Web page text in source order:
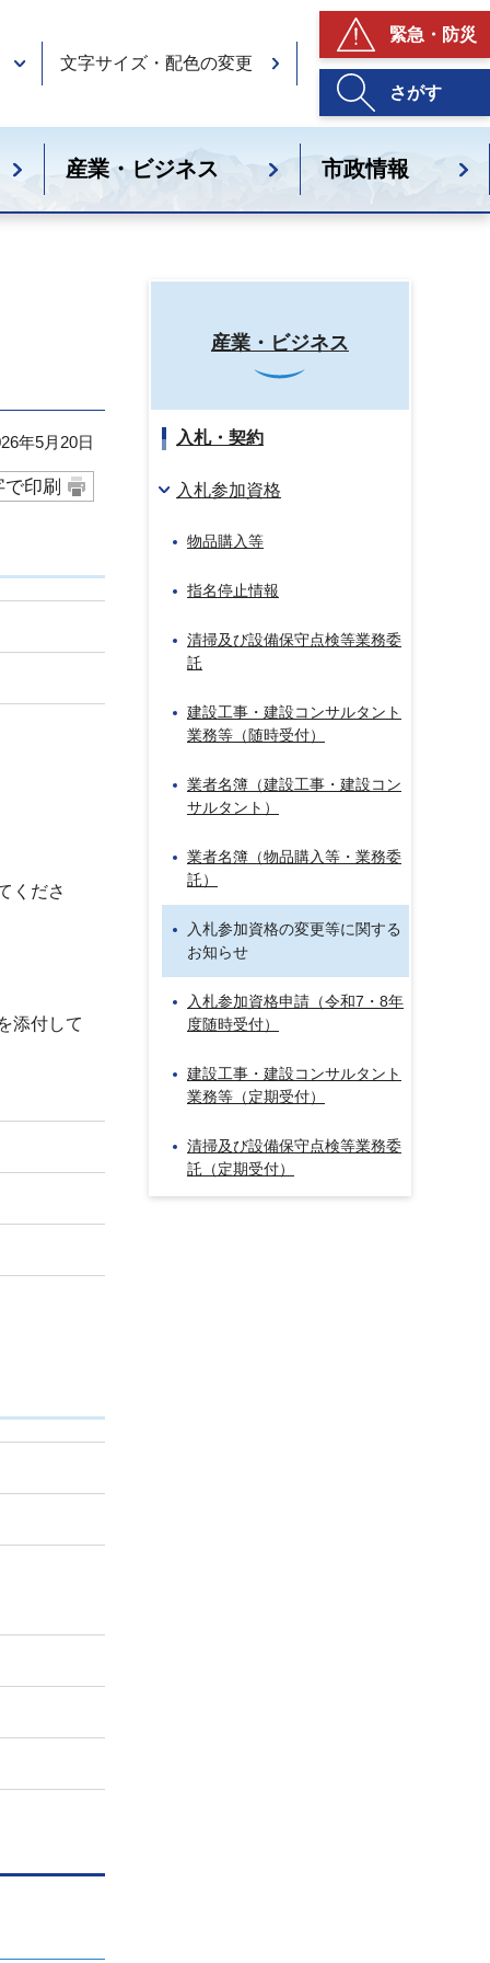
文字サイズ・配色の変更
緊急・防災
さがす
産業・ビジネス 市政情報
年5月20日
印刷
くださ
添付して
産業・ビジネス
入札・契約
入札参加資格
物品購入等
指名停止情報
清掃及び設備保守点検等業務委
託
建設工事・建設コンサルタント
業務等（随時受付）
業者名簿（建設工事・建設コン
サルタント）
業者名簿（物品購入等・業務委
託）
入札参加資格の変更等に関する
お知らせ
入札参加資格申請（令和7・8年
度随時受付）
建設工事・建設コンサルタント
業務等（定期受付）
清掃及び設備保守点検等業務委
託（定期受付）